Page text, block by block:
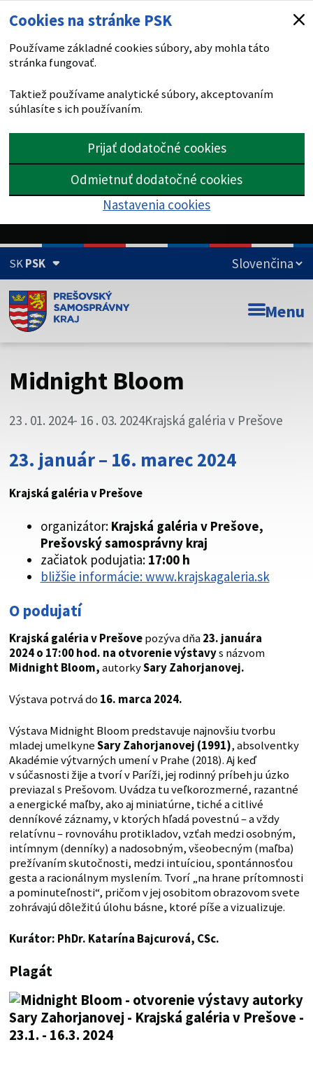
Cookies na stránke PSK
Používame základné cookies súbory, aby mohla táto
stránka fungovať.
Taktiež používame analytické súbory, akceptovaním
súhlasíte s ich používaním.
Prijať dodatočné cookies
Odmietnuť dodatočné cookies
Nastavenia cookies
SKPSK
Doména psk.sk je oficiálna
Toto je oficiálna webová stránka Prešovského
Táto stránka je zabezpečená
Buďte pozorní a vždy sa uistite, že zdieľate informácie iba
vždy začína https:// pred názvom domény webového sídla.
Menu
Midnight Bloom
23 . 01. 2024- 16 . 03. 2024Krajská galéria v Prešove
23. január – 16. marec 2024
Krajská galéria v Prešove
organizátor: Krajská galéria v Prešove,
Prešovský samosprávny kraj
začiatok podujatia: 17:00 h
bližšie informácie: www.krajskagaleria.sk
O podujatí
Krajská galéria v Prešovepozýva dňa23. januára
2024 o 17:00 hod. na otvorenie výstavys názvom
Midnight Bloom,autorkySary Zahorjanovej.
Výstava potrvá do 16. marca 2024.
Výstava Midnight Bloom predstavuje najnovšiu tvorbu
mladej umelkyneSary Zahorjanovej (1991), absolventky
Akadémie výtvarných umení v Prahe (2018). Aj keď
v súčasnosti žije a tvorí v Paríži, jej rodinný príbeh ju úzko
previazal s Prešovom. Uvádza tu veľkorozmerné, razantné
a energické maľby, ako aj miniatúrne, tiché a citlivé
denníkové záznamy, v ktorých hľadá povestnú – a vždy
relatívnu – rovnováhu protikladov, vzťah medzi osobným,
intímnym (denníky) a nadosobným, všeobecným (maľba)
prežívaním skutočnosti, medzi intuíciou, spontánnosťou
gesta a racionálnym myslením. Tvorí „na hrane prítomnosti
a pominuteľnosti“, pričom v jej osobitom obrazovom svete
zohrávajú dôležitú úlohu básne, ktoré píše a vizualizuje.
Kurátor: PhDr. Katarína Bajcurová, CSc.
Plagát